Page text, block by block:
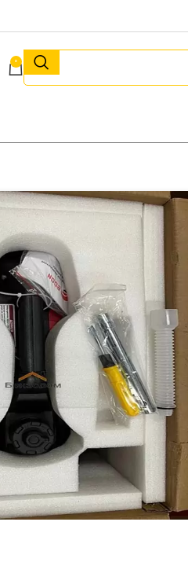
0
موتور برق سایلنت بنزینی ادون 3/8 کیلووات مدل
خرید